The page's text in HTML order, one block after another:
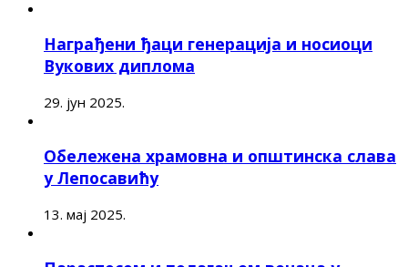
Награђени ђаци генерација и носиоци
Вукових диплома
29. јун 2025.
Обележена храмовна и општинска слава
у Лепосавићу
13. мај 2025.